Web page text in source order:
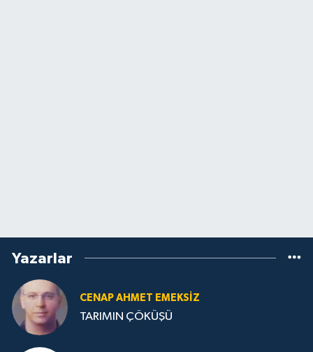
Yazarlar
CENAP AHMET EMEKSİZ
TARIMIN ÇÖKÜŞÜ